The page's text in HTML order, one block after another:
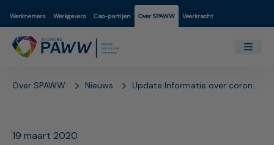
Werknemers Werkgevers Cao-partijen Over SPAWW Veerkracht
Over SPAWW Nieuws Update Informatie over coronavirus
19 maart 2020